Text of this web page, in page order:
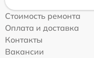
Стоимость ремонта
Оплата и доставка
Контакты
Вакансии